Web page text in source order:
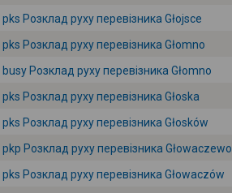
pks Розклад руху перевізника Głojsce
pks Розклад руху перевізника Głomno
busy Розклад руху перевізника Głomno
pks Розклад руху перевізника Głoska
pks Розклад руху перевізника Głosków
pkp Розклад руху перевізника Głowaczewo
pks Розклад руху перевізника Głowaczów